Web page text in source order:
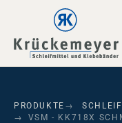
Skip to main navigation
Skip to main content
Skip to page footer
PRODUKTE
VSM - KK718X